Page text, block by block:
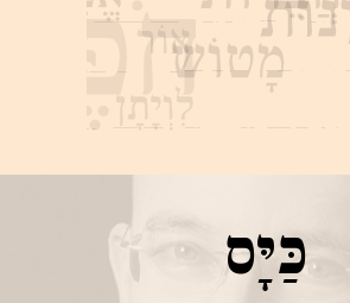
כַּיָּס